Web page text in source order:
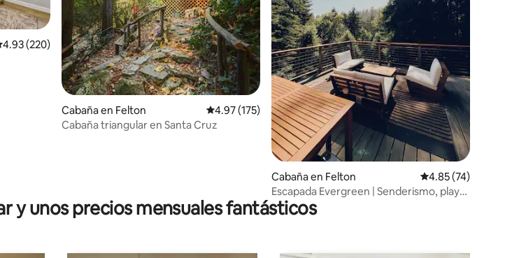
promedio: 4.93 de 5; 220 evaluaciones
4.93 (220)
Cabaña en Felton Calificación promedio: 4.97 de 5; 175 evaluaciones
4.97 (175)
Cabaña triangular en Santa Cruz
Cabaña en Felton Calificación
4.85 (74)
Escapada Evergreen | Senderismo, playa,
jacuzzi, GameRoom
y unos precios mensuales fantásticos